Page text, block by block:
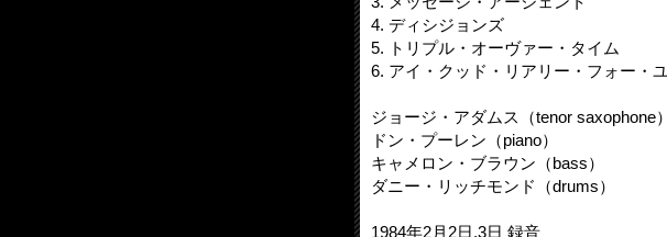
4. ディシジョンズ
5. トリプル・オーヴァー・タイム
6. アイ・クッド・リアリー・フォー・
ジョージ・アダムス（tenor saxophone）
ドン・プーレン（piano）
キャメロン・ブラウン（bass）
ダニー・リッチモンド（drums）
1984年2月2日,3日 録音